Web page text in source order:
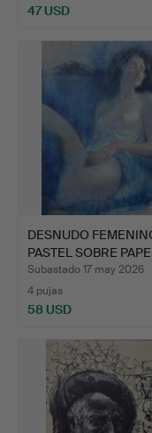
47 USD
DESNUDO
PASTEL SOBRE
FIRM…
Subastado 17 may 2026
4 pujas
58 USD